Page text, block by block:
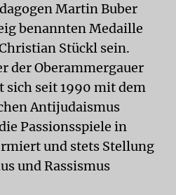
Martin Buber
benannten Medaille
Stückl sein.
der Oberammergauer
sich seit 1990 mit dem
Antijudaismus
Passionsspiele in
und stets Stellung
und Rassismus